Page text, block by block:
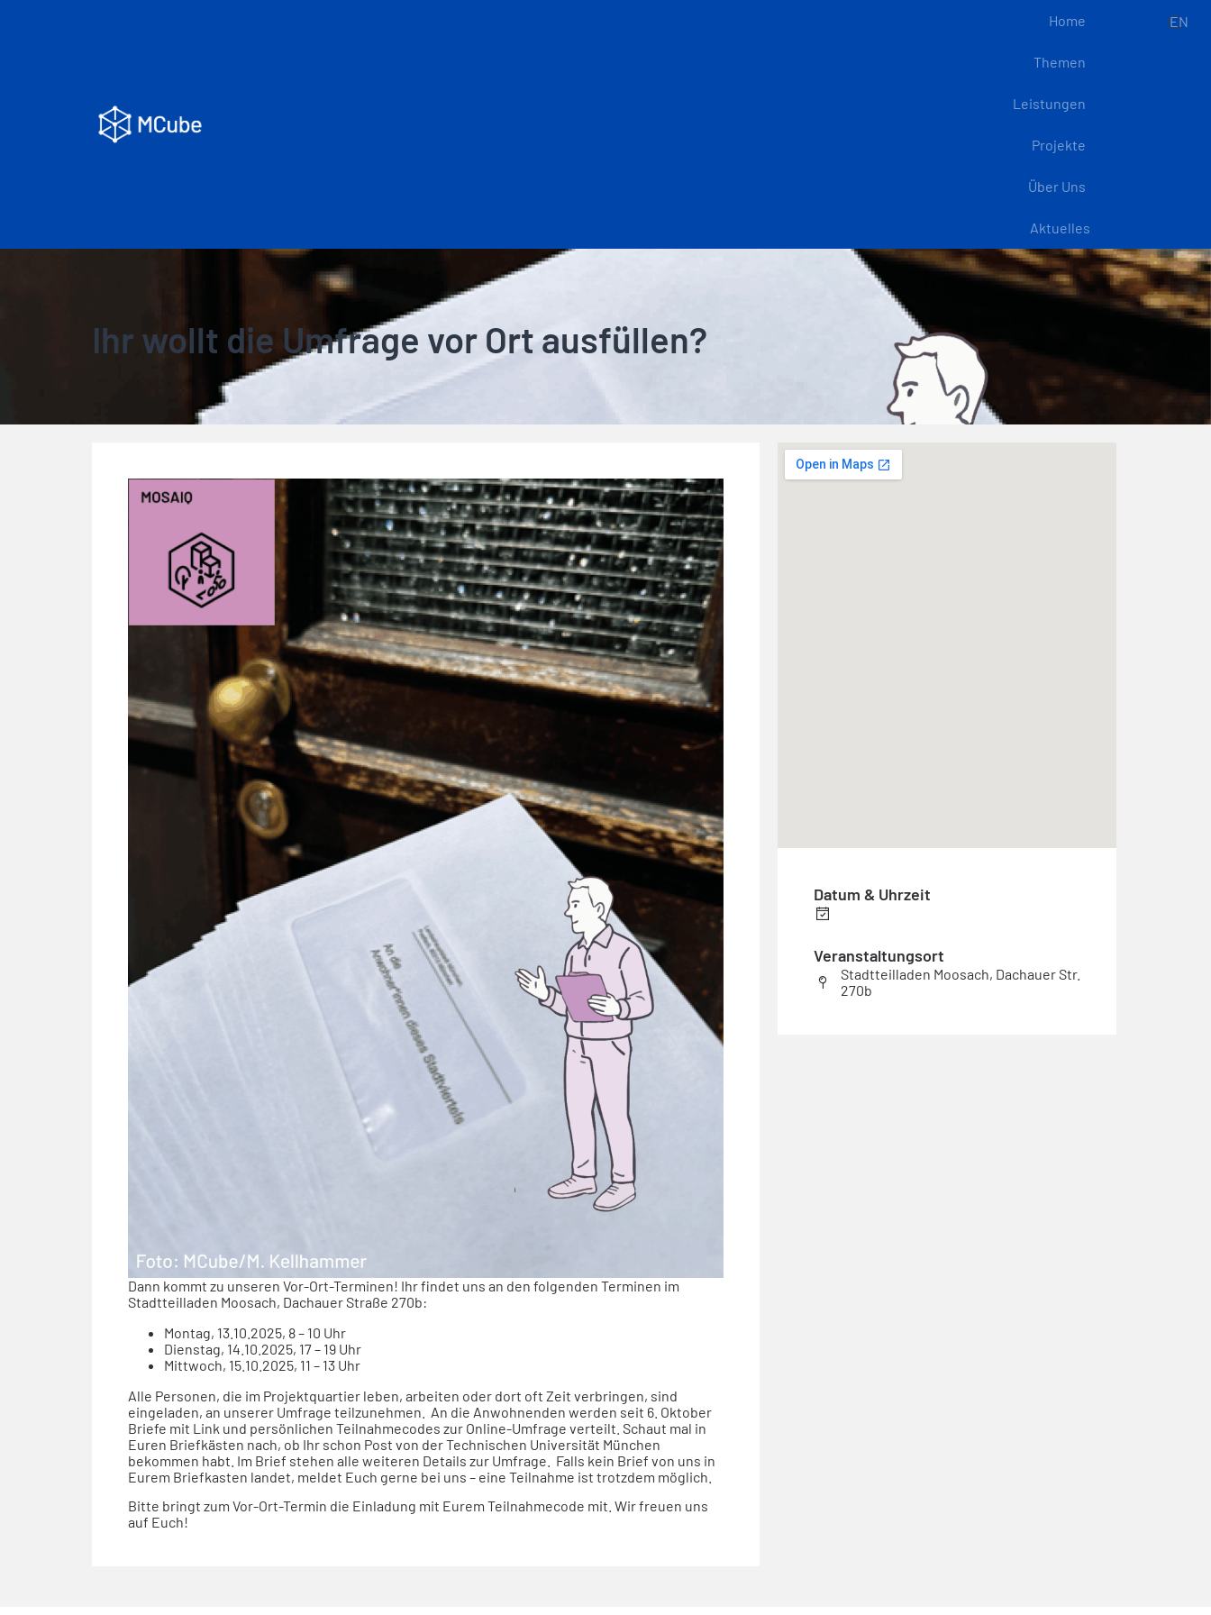
Home
Themen
Leistungen
Projekte
Über Uns
Aktuelles
EN
Ihr wollt die Umfrage vor Ort ausfüllen?
Dann kommt zu unseren Vor-Ort-Terminen! Ihr findet uns an den folgenden Terminen im
Stadtteilladen Moosach, Dachauer Straße 270b:
Montag, 13.10.2025, 8 – 10 Uhr
Dienstag, 14.10.2025, 17 – 19 Uhr
Mittwoch, 15.10.2025, 11 – 13 Uhr
Alle Personen, die im Projektquartier leben, arbeiten oder dort oft Zeit verbringen, sind
eingeladen, an unserer Umfrage teilzunehmen. An die Anwohnenden werden seit 6. Oktober
Briefe mit Link und persönlichen Teilnahmecodes zur Online-Umfrage verteilt. Schaut mal in
Euren Briefkästen nach, ob Ihr schon Post von der Technischen Universität München
bekommen habt. Im Brief stehen alle weiteren Details zur Umfrage. Falls kein Brief von uns in
Eurem Briefkasten landet, meldet Euch gerne bei uns – eine Teilnahme ist trotzdem möglich.
Bitte bringt zum Vor-Ort-Termin die Einladung mit Eurem Teilnahmecode mit. Wir freuen uns
auf Euch!
Datum & Uhrzeit
Veranstaltungsort
Stadtteilladen Moosach, Dachauer Str.
270b